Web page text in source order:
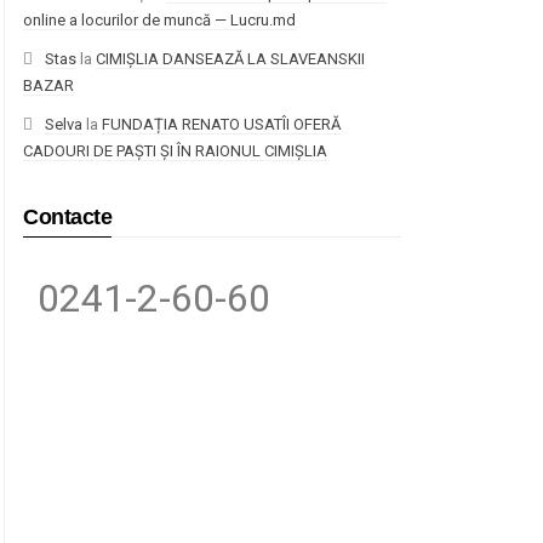
online a locurilor de muncă — Lucru.md
Stas la CIMIȘLIA DANSEAZĂ LA SLAVEANSKII
BAZAR
Selva la FUNDAȚIA RENATO USATÎI OFERĂ
CADOURI DE PAȘTI ȘI ÎN RAIONUL CIMIȘLIA
Contacte
0241-2-60-60